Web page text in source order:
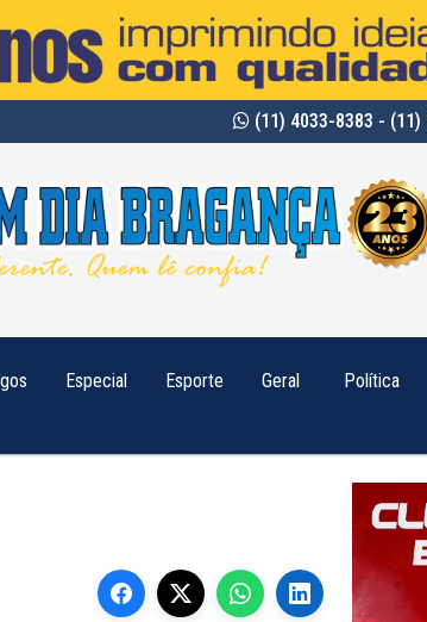
(11) 4033-8383 - (11)
Especial Esporte Geral Política